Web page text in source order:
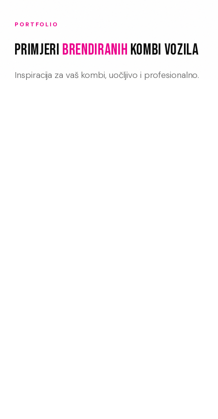
PORTFOLIO
Primjeri Brendiranih Kombi Vozila
Inspiracija za vaš kombi, uočljivo i profesionalno.